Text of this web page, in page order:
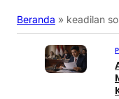
Beranda » keadilan